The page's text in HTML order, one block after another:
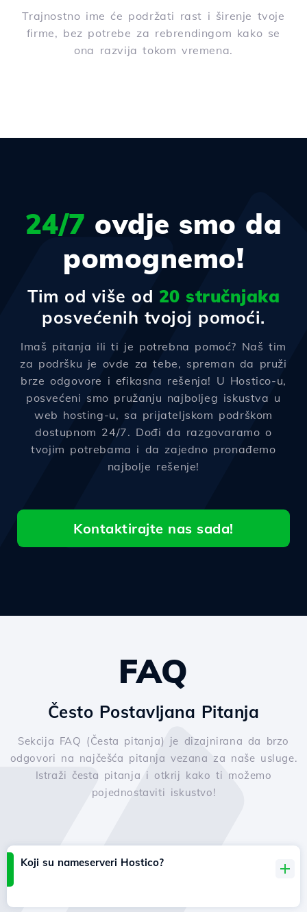
Trajnostno ime će podržati rast i širenje tvoje
firme, bez potrebe za rebrendingom kako se
ona razvija tokom vremena.
24/7 ovdje smo da
pomognemo!
Tim od više od 20 stručnjaka
posvećenih tvojoj pomoći.
Imaš pitanja ili ti je potrebna pomoć? Naš tim
za podršku je ovde za tebe, spreman da pruži
brze odgovore i efikasna rešenja! U Hostico-u,
posvećeni smo pružanju najboljeg iskustva u
web hosting-u, sa prijateljskom podrškom
dostupnom 24/7. Dođi da razgovaramo o
tvojim potrebama i da zajedno pronađemo
najbolje rešenje!
Kontaktirajte nas sada!
FAQ
Često Postavljana Pitanja
Sekcija FAQ (Česta pitanja) je dizajnirana da brzo
odgovori na najčešća pitanja vezana za naše usluge.
Istraži česta pitanja i otkrij kako ti možemo
pojednostaviti iskustvo!
Koji su nameserveri Hostico?